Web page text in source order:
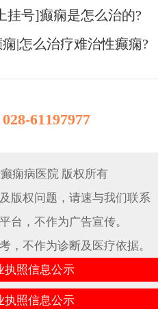
挂号]癫痫是怎么治的?
|怎么治疗难治性癫痫?
028-61197977
痫病医院 版权所有
版权问题，请速与我们联系
台，不作为广告宣传。
，不作为诊断及医疗依据。
执照信息公示
执照信息公示